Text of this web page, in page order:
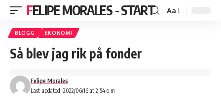
FELIPE MORALES - START Aa
BLOGG EKONOMI
Så blev jag rik på fonder
Last updated: 2022/06/16 at 2:54 e m
Felipe Morales